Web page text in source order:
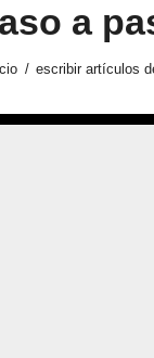
a
escribir artículos